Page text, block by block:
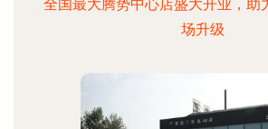
全国最大腾势中心店盛大开业，助
场升级